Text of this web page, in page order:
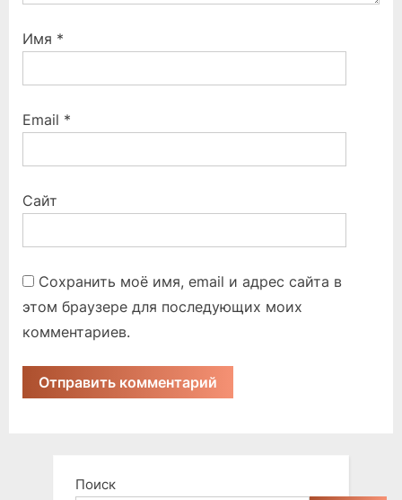
Имя *
Email *
Сайт
Сохранить моё имя, email и адрес сайта в
этом браузере для последующих моих
комментариев.
Поиск